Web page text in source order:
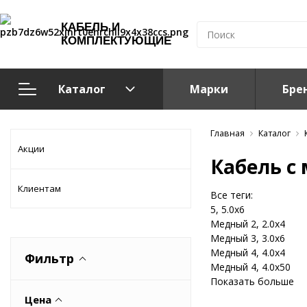
КАБЕЛЬ И
КОМПЛЕКТУЮЩИЕ
Каталог
Кабельно-проводниковая продукция
Компоненты структурированных кабельных систем
Марки
Акции
Клиентам
Фильтр
Цена
Главная Каталог
Кабель
Все теги:
5, 5.0x6
Медный 2, 2.0x4
Медный 3, 3.0x6
Медный 4, 4.0x4
Медный 4, 4.0x50
Показать больше